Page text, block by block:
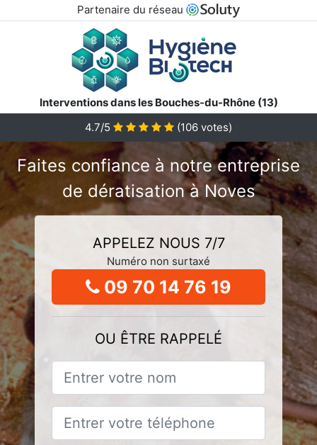
Partenaire du réseau
Interventions dans les Bouches-du-Rhône (13)
4.7/5
(106 votes)
Faites confiance à notre entreprise
de dératisation à Noves
APPELEZ NOUS 7/7
Numéro non surtaxé
09 70 14 76 19
OU ÊTRE RAPPELÉ